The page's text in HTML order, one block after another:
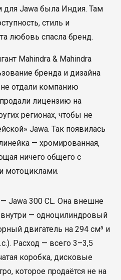
Jawa была Индия. Там
стиль и
любовь спасла бренд.
Mahindra & Mahindra
бренда и дизайна
не отдали компанию
лицензию на
регионах, чтобы не
Jawa. Так появилась
— хромированная,
ничего общего с
мотоциклами.
Jawa 300 CL. Она внешне
внутри — одноцилиндровый
двигатель на 294 см³ и
Расход — всего 3–3,5
коробка, дисковые
которое продаётся не на